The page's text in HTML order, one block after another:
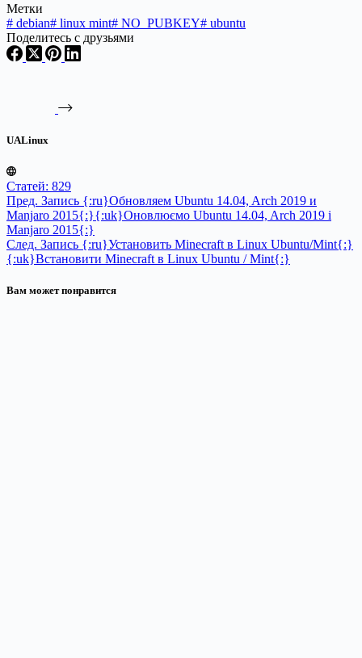
Метки
# debian# linux mint# NO_PUBKEY# ubuntu
Поделитесь с друзьями
UALinux
Статей: 829
Пред. Запись {:ru}Обновляем Ubuntu 14.04, Arch 2019 и
Manjaro 2015{:}{:uk}Оновлюємо Ubuntu 14.04, Arch 2019 і
Manjaro 2015{:}
След. Запись {:ru}Установить Minecraft в Linux Ubuntu/Mint{:}
{:uk}Встановити Minecraft в Linux Ubuntu / Mint{:}
Вам может понравится